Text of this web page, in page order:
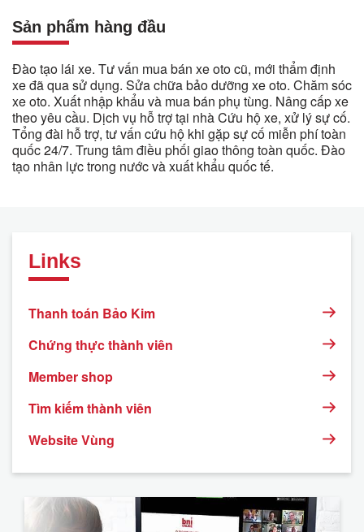
Sản phẩm hàng đầu
Đào tạo lái xe. Tư vấn mua bán xe oto cũ, mới thẩm định
xe đã qua sử dụng. Sửa chữa bảo dưỡng xe oto. Chăm sóc
xe oto. Xuất nhập khẩu và mua bán phụ tùng. Nâng cấp xe
theo yêu cầu. Dịch vụ hỗ trợ tại nhà Cứu hộ xe, xử lý sự cố.
Tổng đài hỗ trợ, tư vấn cứu hộ khi gặp sự cố miễn phí toàn
quốc 24/7. Trung tâm điều phối giao thông toàn quốc. Đào
tạo nhân lực trong nước và xuất khẩu quốc tế.
Links
Thanh toán Bảo Kim
Chứng thực thành viên
Member shop
Tìm kiếm thành viên
Website Vùng